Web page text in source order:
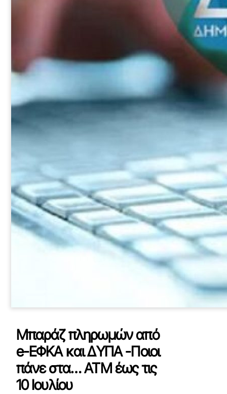
Μπαράζ πληρωμών από
e-ΕΦΚΑ και ΔΥΠΑ -Ποιοι
πάνε στα… ΑΤΜ έως τις
10 Ιουλίου